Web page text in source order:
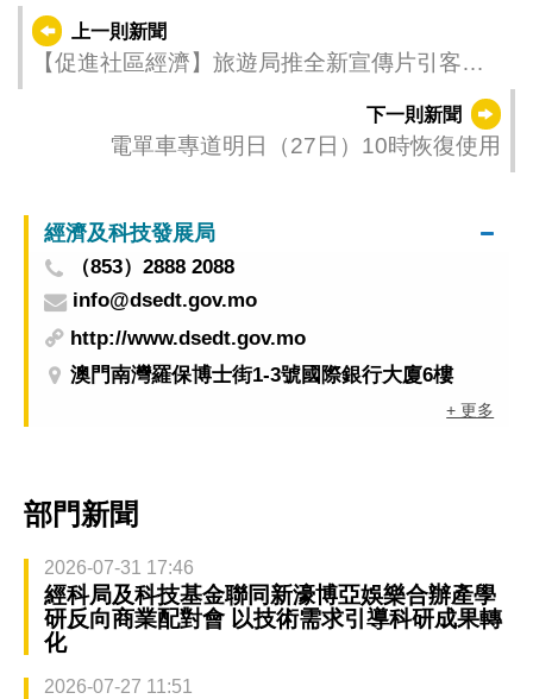
上一則新聞
【促進社區經濟】旅遊局推全新宣傳片引客入
下一則新聞
電單車專道明日（27日）10時恢復使用
經濟及科技發展局
（853）2888 2088
info@dsedt.gov.mo
http://www.dsedt.gov.mo
澳門南灣羅保博士街1-3號國際銀行大廈6樓
+ 更多
部門新聞
2026-07-31 17:46
經科局及科技基金聯同新濠博亞娛樂合辦產學
研反向商業配對會 以技術需求引導科研成果轉
化
2026-07-27 11:51